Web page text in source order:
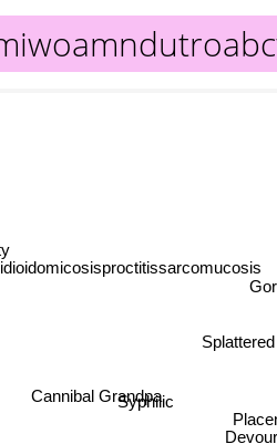
Cannibal Grandpa
Syphilic